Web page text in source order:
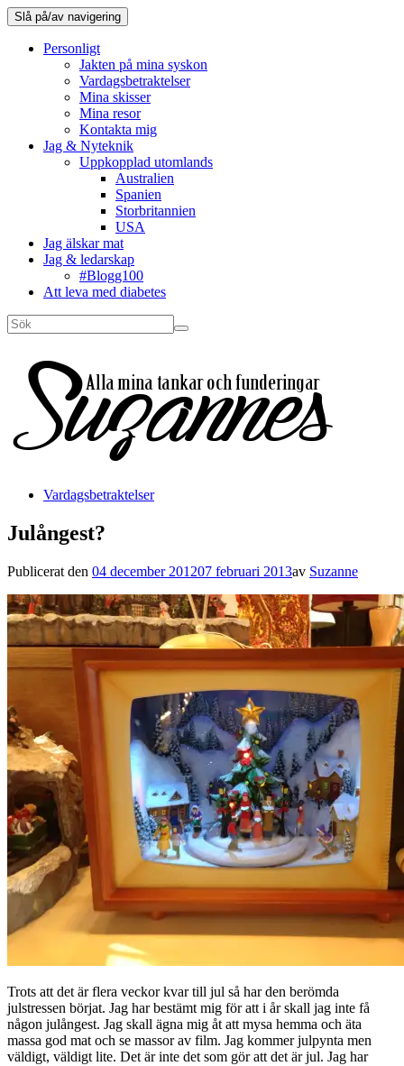
Slå på/av navigering
Personligt
Jakten på mina syskon
Vardagsbetraktelser
Mina skisser
Mina resor
Kontakta mig
Jag & Nyteknik
Uppkopplad utomlands
Australien
Spanien
Storbritannien
USA
Jag älskar mat
Jag & ledarskap
#Blogg100
Att leva med diabetes
Vardagsbetraktelser
Julångest?
Publicerat den 04 december 201207 februari 2013av Suzanne
Trots att det är flera veckor kvar till jul så har den berömda
julstressen börjat. Jag har bestämt mig för att i år skall jag inte få
någon julångest. Jag skall ägna mig åt att mysa hemma och äta
massa god mat och se massor av film. Jag kommer julpynta men
väldigt, väldigt lite. Det är inte det som gör att det är jul. Jag har